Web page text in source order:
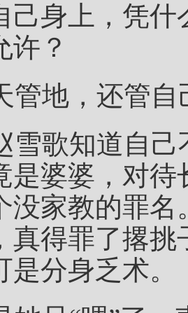
己身上，凭什
许？
管地，还管自
雪歌知道自
是婆婆，对待
没家教的罪名
真得罪了撂挑
是分身乏术。